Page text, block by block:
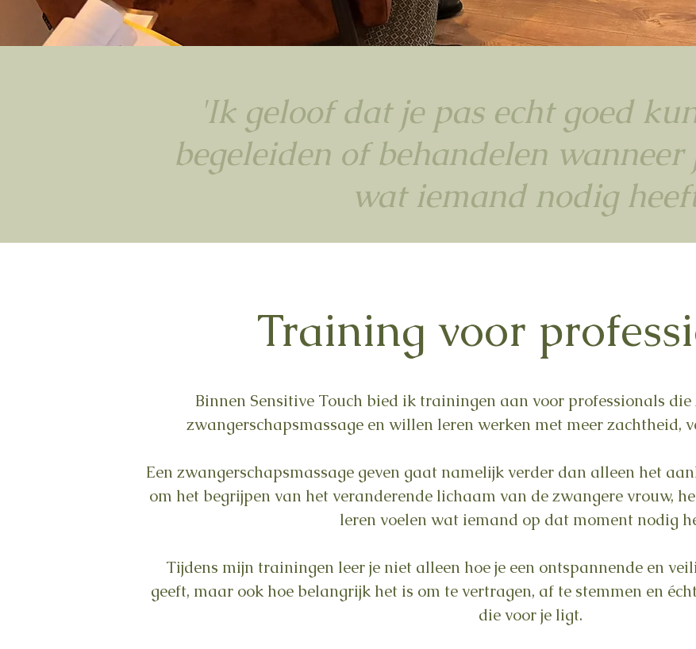
'Ik geloof dat je pas echt goed
begeleiden of behandelen wanneer
wat iemand nodig
Training voor
Binnen Sensitive Touch bied ik trainingen aan voor professionals
zwangerschapsmassage en willen leren werken met meer zachtheid,
Een zwangerschapsmassage geven gaat namelijk verder dan alleen het
om het begrijpen van het veranderende lichaam van de zwangere vrouw,
leren voelen wat iemand op dat moment nodig
Tijdens mijn trainingen leer je niet alleen hoe je een ontspannende en
geeft, maar ook hoe belangrijk het is om te vertragen, af te stemmen en
die voor je ligt.